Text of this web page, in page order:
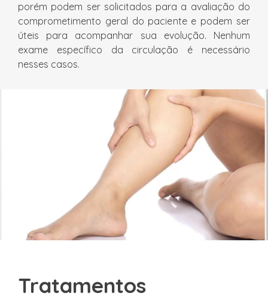
porém podem ser solicitados para a avaliação do
comprometimento geral do paciente e podem ser
úteis para acompanhar sua evolução. Nenhum
exame específico da circulação é necessário
nesses casos.
Tratamentos